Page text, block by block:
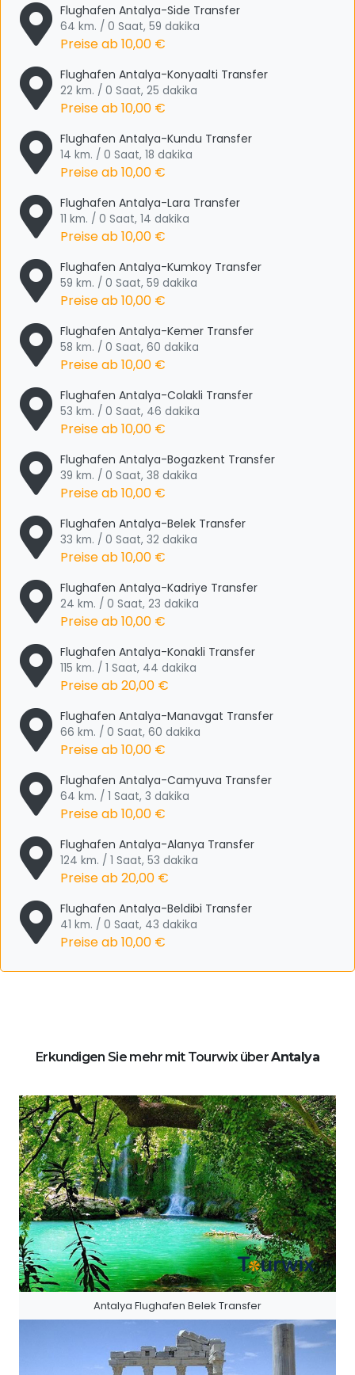
Flughafen Antalya-Side Transfer
64 km. / 0 Saat, 59 dakika
Preise ab10,00 €
Flughafen Antalya-Konyaalti Transfer
22 km. / 0 Saat, 25 dakika
Preise ab10,00 €
Flughafen Antalya-Kundu Transfer
14 km. / 0 Saat, 18 dakika
Preise ab10,00 €
Flughafen Antalya-Lara Transfer
11 km. / 0 Saat, 14 dakika
Preise ab10,00 €
Flughafen Antalya-Kumkoy Transfer
59 km. / 0 Saat, 59 dakika
Preise ab10,00 €
Flughafen Antalya-Kemer Transfer
58 km. / 0 Saat, 60 dakika
Preise ab10,00 €
Flughafen Antalya-Colakli Transfer
53 km. / 0 Saat, 46 dakika
Preise ab10,00 €
Flughafen Antalya-Bogazkent Transfer
39 km. / 0 Saat, 38 dakika
Preise ab10,00 €
Flughafen Antalya-Belek Transfer
33 km. / 0 Saat, 32 dakika
Preise ab10,00 €
Flughafen Antalya-Kadriye Transfer
24 km. / 0 Saat, 23 dakika
Preise ab10,00 €
Flughafen Antalya-Konakli Transfer
115 km. / 1 Saat, 44 dakika
Preise ab20,00 €
Flughafen Antalya-Manavgat Transfer
66 km. / 0 Saat, 60 dakika
Preise ab10,00 €
Flughafen Antalya-Camyuva Transfer
64 km. / 1 Saat, 3 dakika
Preise ab10,00 €
Flughafen Antalya-Alanya Transfer
124 km. / 1 Saat, 53 dakika
Preise ab20,00 €
Flughafen Antalya-Beldibi Transfer
41 km. / 0 Saat, 43 dakika
Preise ab10,00 €
Erkundigen Sie mehr mit Tourwix überAntalya
Antalya Flughafen Belek Transfer